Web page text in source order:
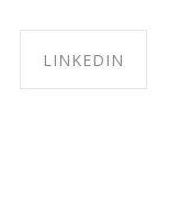
LINKEDIN